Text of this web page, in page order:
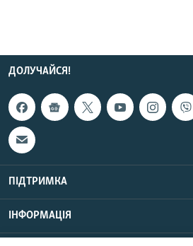
ДОЛУЧАЙСЯ!
ПІДТРИМКА
ІНФОРМАЦІЯ